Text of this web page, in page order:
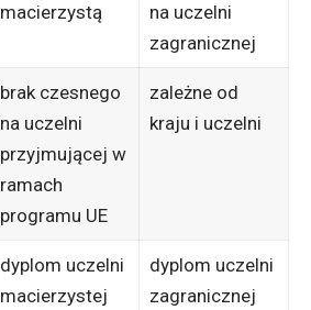
macierzystą
na uczelni
zagranicznej
brak czesnego
na uczelni
przyjmującej w
ramach
programu UE
zależne od
kraju i uczelni
dyplom uczelni
macierzystej
dyplom uczelni
zagranicznej